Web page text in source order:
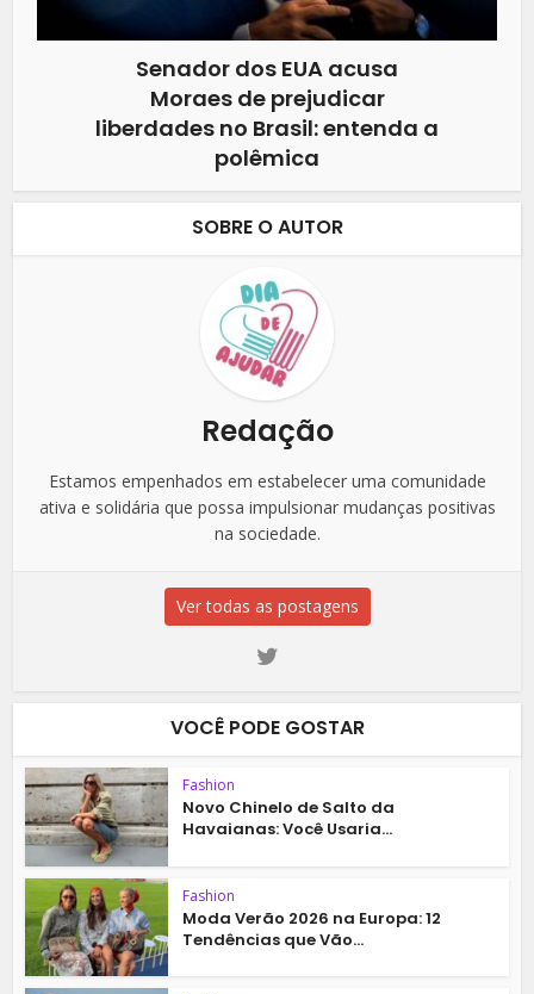
Senador dos EUA acusa
Moraes de prejudicar
liberdades no Brasil: entenda a
polêmica
SOBRE O AUTOR
Redação
Estamos empenhados em estabelecer uma comunidade
ativa e solidária que possa impulsionar mudanças positivas
na sociedade.
Ver todas as postagens
VOCÊ PODE GOSTAR
Fashion
Novo Chinelo de Salto da
Havaianas: Você Usaria...
Fashion
Moda Verão 2026 na Europa: 12
Tendências que Vão...